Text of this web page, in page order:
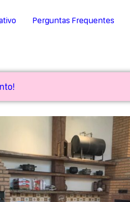
Perguntas Frequentes